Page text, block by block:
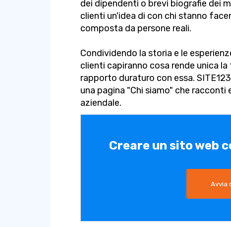
dei dipendenti o brevi biografie dei
clienti un'idea di con chi stanno
composta da persone reali.
Condividendo la storia e le
clienti capiranno cosa rende unica
rapporto duraturo con essa.
una pagina "Chi siamo" che
aziendale.
Creare un sito web
Avvia